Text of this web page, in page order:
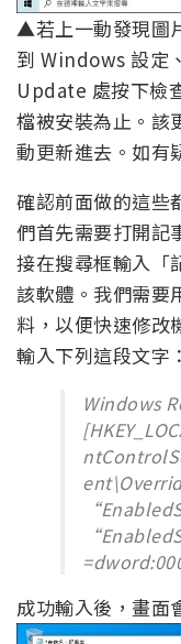
▲若上一動發現圖
到 Windows 設定
Update 處按下檢
檔被安裝為止。該
動更新進去。如有
確認前面做的這些
們首先需要打開記
接在搜尋框輸入
該軟體。我們需要
料，以便快速修改
輸入下列這段文字：
Windows
成功輸入後，畫面